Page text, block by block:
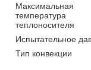
Максимальная
температура
теплоносителя
Испытательное
Тип конвекции